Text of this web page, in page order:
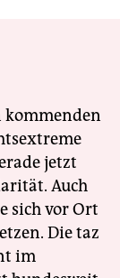
kommenden
jetzt
Auch
sich vor Ort
Die taz
im